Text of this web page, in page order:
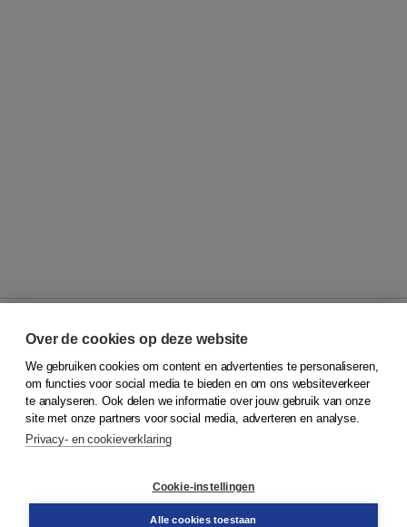
© 2026Koninklijke Boom uitgevers
Klantenservice
Service & informatie
Contact
Over de cookies op deze website
We gebruiken cookies om content en advertenties te personaliseren,
om functies voor social media te bieden en om ons websiteverkeer
te analyseren. Ook delen we informatie over jouw gebruik van onze
site met onze partners voor social media, adverteren en analyse.
Privacy- en cookieverklaring
Cookie-instellingen
Alle cookies toestaan